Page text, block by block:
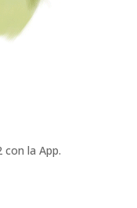
con la App.